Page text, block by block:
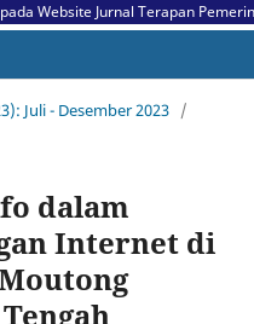
Website Jurnal Terapan
Juli - Desember 2023 /
dalam
Internet di